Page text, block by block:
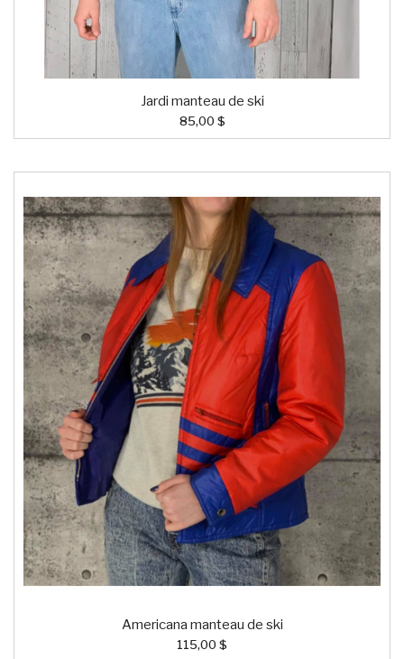
Jardi manteau de ski
85,00 $
Americana manteau de ski
115,00 $